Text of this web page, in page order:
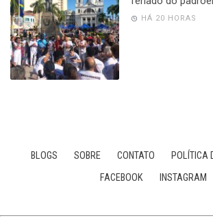
HÁ 20 HORAS
BLOGS SOBRE CONTATO
POLÍTICA
FACEBOOK
INSTAGRAM